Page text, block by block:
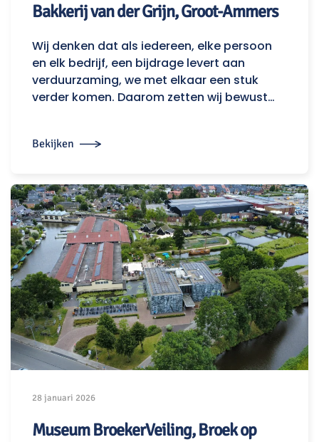
Bakkerij van der Grijn, Groot-Ammers
Wij denken dat als iedereen, elke persoon
en elk bedrijf, een bijdrage levert aan
verduurzaming, we met elkaar een stuk
verder komen. Daarom zetten wij bewust…
Bekijken
28 januari 2026
Museum BroekerVeiling, Broek op